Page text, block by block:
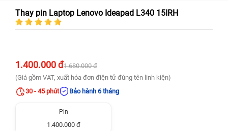
Thay pin Laptop Lenovo Ideapad L340 15IRH
1.400.000 đ1.680.000 đ
(Giá gồm VAT, xuất hóa đơn điện tử đúng tên linh kiện)
30 - 45 phút
Bảo hành 6 tháng
Pin
1.400.000 đ